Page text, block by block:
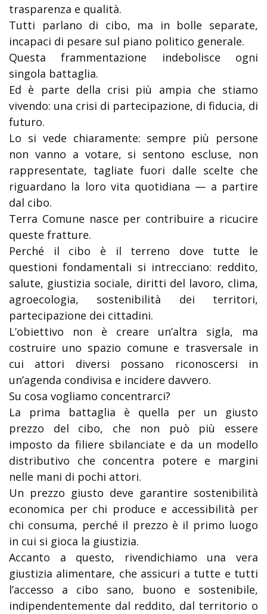
trasparenza e qualità.
Tutti parlano di cibo, ma in bolle separate,
incapaci di pesare sul piano politico generale.
Questa frammentazione indebolisce ogni
singola battaglia.
Ed è parte della crisi più ampia che stiamo
vivendo: una crisi di partecipazione, di fiducia, di
futuro.
Lo si vede chiaramente: sempre più persone
non vanno a votare, si sentono escluse, non
rappresentate, tagliate fuori dalle scelte che
riguardano la loro vita quotidiana — a partire
dal cibo.
Terra Comune nasce per contribuire a ricucire
queste fratture.
Perché il cibo è il terreno dove tutte le
questioni fondamentali si intrecciano: reddito,
salute, giustizia sociale, diritti del lavoro, clima,
agroecologia, sostenibilità dei territori,
partecipazione dei cittadini.
L’obiettivo non è creare un’altra sigla, ma
costruire uno spazio comune e trasversale in
cui attori diversi possano riconoscersi in
un’agenda condivisa e incidere davvero.
Su cosa vogliamo concentrarci?
La prima battaglia è quella per un giusto
prezzo del cibo, che non può più essere
imposto da filiere sbilanciate e da un modello
distributivo che concentra potere e margini
nelle mani di pochi attori.
Un prezzo giusto deve garantire sostenibilità
economica per chi produce e accessibilità per
chi consuma, perché il prezzo è il primo luogo
in cui si gioca la giustizia.
Accanto a questo, rivendichiamo una vera
giustizia alimentare, che assicuri a tutte e tutti
l’accesso a cibo sano, buono e sostenibile,
indipendentemente dal reddito, dal territorio o